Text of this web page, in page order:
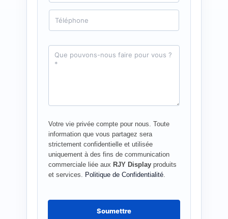
a
T
l
p
D
*
Votre vie privée compte pour nous. Toute
information que vous partagez sera
strictement confidentielle et utilisée
uniquement à des fins de communication
commerciale liée aux RJY Display produits
et services. Politique de Confidentialité.
Soumettre